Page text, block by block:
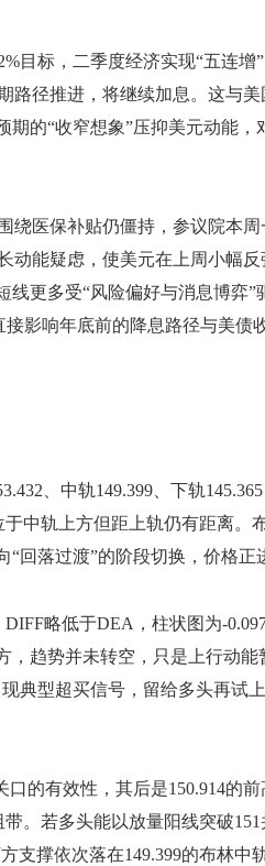
标，二季度经济实现“五连增
路径推进，将继续加息。这与美
期的“收窄想象”压抑美元动能，
医保补贴仍僵持，参议院本周
动能疑虑，使美元在上周小幅反
更多受“风险偏好与消息博弈”
影响年底前的降息路径与美债
、中轨149.399、下轨145.365
于中轨上方但距上轨仍有距离。
“回落过渡”的阶段切换，价格正
略低于DEA，柱状图为-
，趋势并未转空，只是上行动能
典型超买信号，留给多头再试
的有效性，其后是150.914的前
。若多头能以放量阳线突破
支撑依次落在149.399的布林中